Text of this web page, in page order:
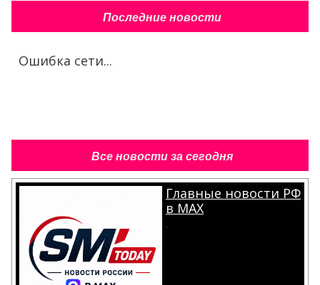
Последние новости
Ошибка сети...
Все новости за сегодня
Главные новости РФ
в MAX
.